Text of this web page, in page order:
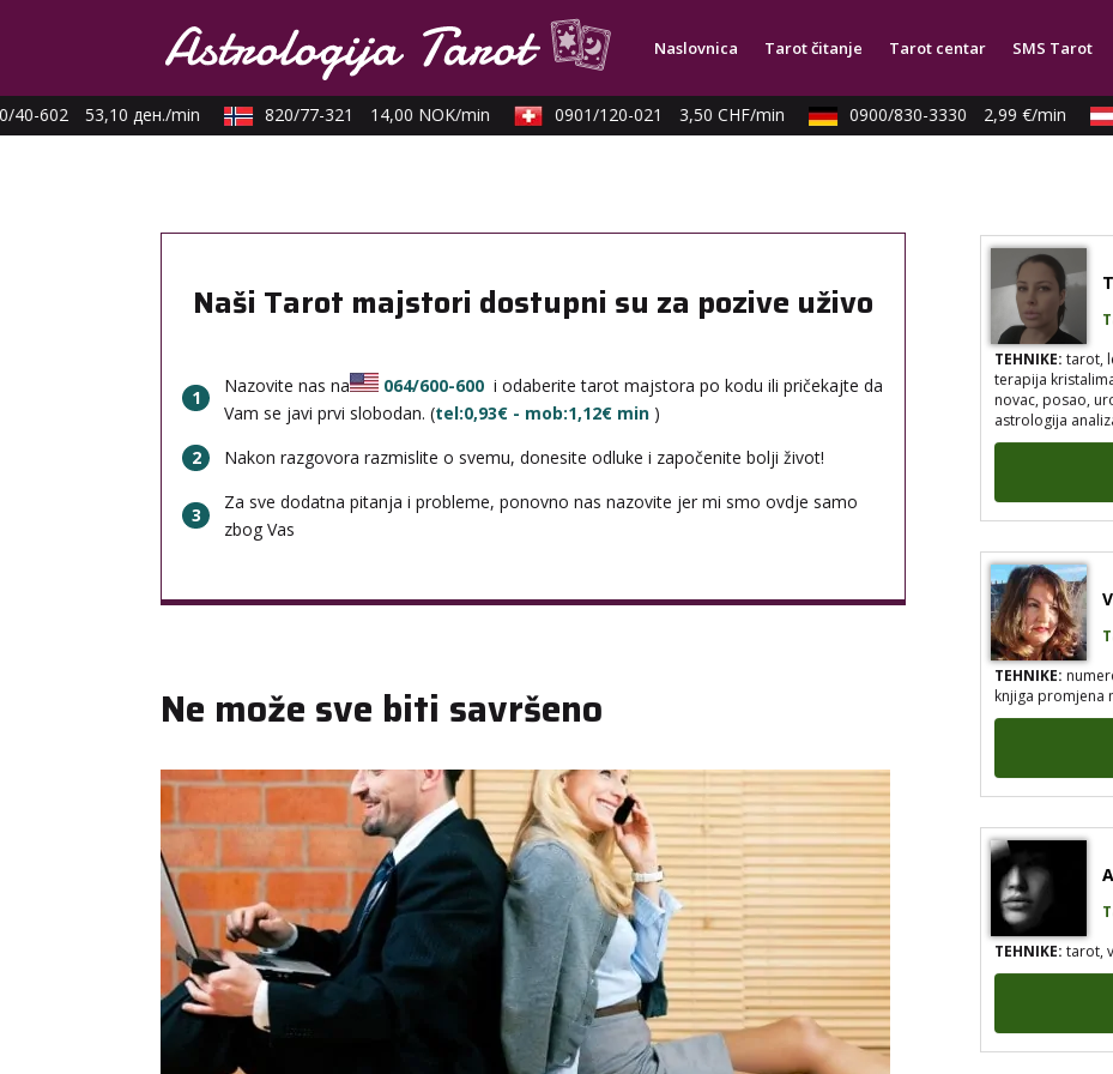
Naslovnica Tarot čitanje Tarot centar SMS Tarot
40-602 53,10 ден./min 820/77-321 14,00 NOK/min 0901/120-021 3,50 CHF/min 0900/830-3330 2,99 €/min
Naši Tarot majstori dostupni su za pozive uživo
1
Nazovite nas na 064/600-600 i odaberite tarot majstora po kodu ili pričekajte da
Vam se javi prvi slobodan. (tel:0,93€ - mob:1,12€ min )
2
Nakon razgovora razmislite o svemu, donesite odluke i započenite bolji život!
3
Za sve dodatna pitanja i probleme, ponovno nas nazovite jer mi smo ovdje samo
zbog Vas
Ne može sve biti savršeno
numerologija,
energijama
TEHNIKE:tarot,
terapija
novac, posao,
astrologija
TEHNIKE:
knjiga promjena
TEHNIKE:tarot,